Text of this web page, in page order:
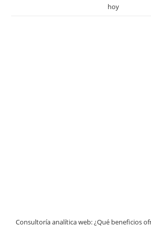
hoy
Consultoría analítica web: ¿Qué beneficios